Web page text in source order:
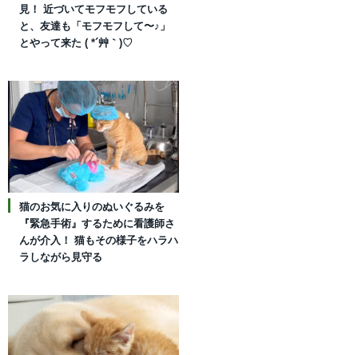
見！ 近づいてモフモフしている
と、友達も「モフモフして〜♪」
とやって来た ( *´艸｀)♡
猫のお気に入りのぬいぐるみを
『緊急手術』するために看護師さ
んが介入！ 猫もその様子をハラハ
ラしながら見守る